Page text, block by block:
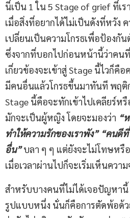
นี่เป็น 1 ใน 5 Stage of grief ที่เ
เมื่อสิ่งที่อยากได้ไม่เป็นดังที่หวัง
เปลี่ยนเป็นความโกรธเพื่อป้องกัน
ซึ่งจากที่บอกไปก่อนหน้านี้ว่าคน
เกี่ยวข้องจะเข้าสู่ Stage นี้ไวก็
มีคนอื่นแล้วโกรธขึ้นมาทันที พฤติ
Stage นี้คือจะทักเข้าไปเคลียร์ห
มักจะเป็นผู้หญิง โดยจะมองว่า “
ทำให้ความรักของเราพัง” “คนดี
อื่น”บลา ๆ ๆ แต่ยังจะไม่โทษหรื
เมื่อเวลาผ่านไปก็จะเริ่มเห็นควา
สำหรับบางคนที่ไม่ได้เจอปัญหานี้
รูปแบบหนึ่ง นั่นก็คือการตัดพ้อด้